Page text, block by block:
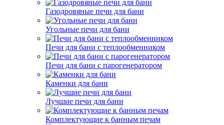
Газодровяные печи для бани
Угольные печи для бани
Печи для бани с теплообменником
Печи для бани с парогенератором
Каменки для бани
Лучшие печи для бани
Комплектующие к банным печам